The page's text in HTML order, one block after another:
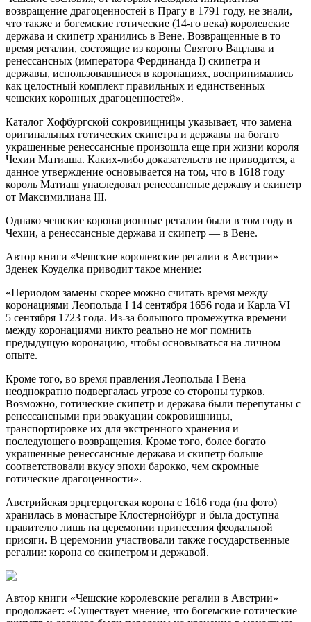
возвращение драгоценностей в Прагу в 1791 году, не знали,
что также и богемские готические (14-го века) королевские
держава и скипетр хранились в Вене. Возвращенные в то
время регалии, состоящие из короны Святого Вацлава и
ренессансных (императора Фердинанда I) скипетра и
державы, использовавшиеся в коронациях, воспринимались
как целостный комплект правильных и единственных
чешских коронных драгоценностей».
Каталог Хофбургской сокровищницы указывает, что замена
оригинальных готических скипетра и державы на богато
украшенные ренессансные произошла еще при жизни короля
Чехии Матиаша. Каких-либо доказательств не приводится, а
данное утверждение основывается на том, что в 1618 году
король Матиаш унаследовал ренессансные державу и скипетр
от Максимилиана III.
Однако чешские коронационные регалии были в том году в
Чехии, а ренессансные держава и скипетр — в Вене.
Автор книги «Чешские королевские регалии в Австрии»
Зденек Коуделка приводит такое мнение:
«Периодом замены скорее можно считать время между
коронациями Леопольда I 14 сентября 1656 года и Карла VI
5 сентября 1723 года. Из-за большого промежутка времени
между коронациями никто реально не мог помнить
предыдущую коронацию, чтобы основываться на личном
опыте.
Кроме того, во время правления Леопольда I Вена
неоднократно подвергалась угрозе со стороны турков.
Возможно, готические скипетр и держава были перепутаны с
ренессансными при эвакуации сокровищницы,
транспортировке их для экстренного хранения и
последующего возвращения. Кроме того, более богато
украшенные ренессансные держава и скипетр больше
соответствовали вкусу эпохи барокко, чем скромные
готические драгоценности».
Австрийская эрцгерцогская корона с 1616 года (на фото)
хранилась в монастыре Клостернойбург и была доступна
правителю лишь на церемонии принесения феодальной
присяги. В церемонии участвовали также государственные
регалии: корона со скипетром и державой.
Автор книги «Чешские королевские регалии в Австрии»
продолжает: «Существует мнение, что богемские готические